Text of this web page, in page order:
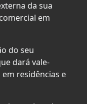
da sua
em
do seu
dará vale-
residências e